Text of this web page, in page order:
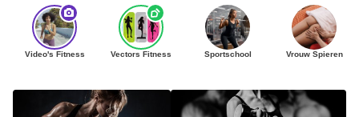
Video's Fitness Vectors Fitness Sportschool Vrouw Spieren